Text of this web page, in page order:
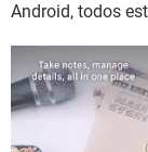
Android, todos